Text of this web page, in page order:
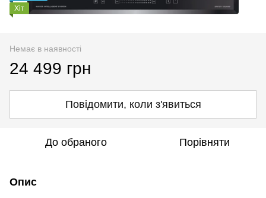
Хіт
Немає в наявності
24 499 грн
Повідомити, коли з'явиться
До обраного Порівняти
Опис